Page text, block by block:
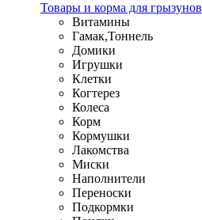
Товары и корма для грызунов
Витамины
Гамак,Тоннель
Домики
Игрушки
Клетки
Когтерез
Колеса
Корм
Кормушки
Лакомства
Миски
Наполнители
Переноски
Подкормки